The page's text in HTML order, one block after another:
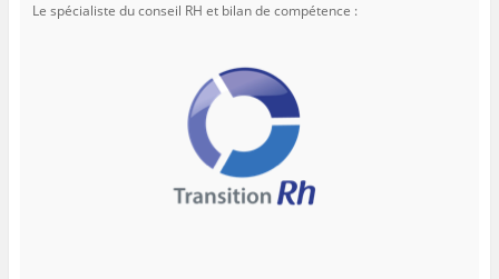
Le spécialiste du conseil RH et bilan de compétence :